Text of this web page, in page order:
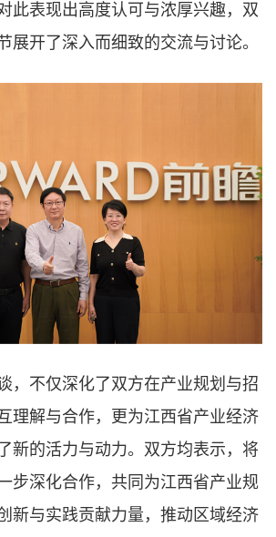
此表现出高度认可与浓厚兴趣，双
展开了深入而细致的交流与讨论。
，不仅深化了双方在产业规划与招
理解与合作，更为江西省产业经济
新的活力与动力。双方均表示，将
步深化合作，共同为江西省产业规
新与实践贡献力量，推动区域经济